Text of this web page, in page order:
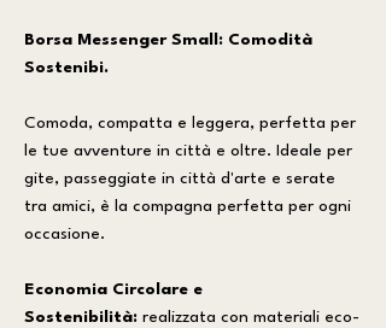
Borsa Messenger Small: Comodità
Sostenibi.
Comoda, compatta e leggera, perfetta per
le tue avventure in città e oltre. Ideale per
gite, passeggiate in città d'arte e serate
tra amici, è la compagna perfetta per ogni
occasione.
Economia Circolare e
Sostenibilità: realizzata con materiali eco-